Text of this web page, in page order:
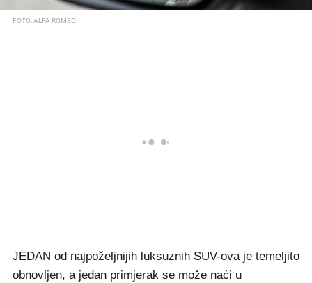
FOTO: ALFA ROMEO
JEDAN od najpoželjnijih luksuznih SUV-ova je temeljito
obnovljen, a jedan primjerak se može naći u